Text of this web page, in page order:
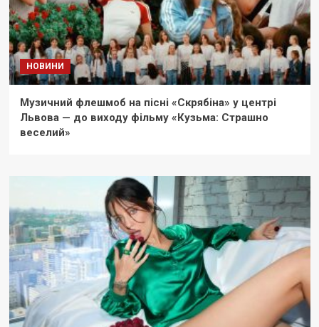
НОВИНИ
Музичний флешмоб на пісні «Скрябіна» у центрі
Львова — до виходу фільму «Кузьма: Страшно
веселий»